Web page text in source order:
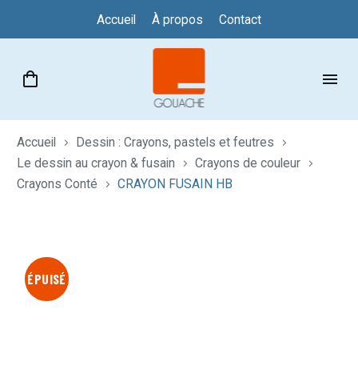
Accueil À propos Contact
Accueil
Dessin : Crayons, pastels et feutres
Le dessin au crayon & fusain
Crayons de couleur
Crayons Conté
CRAYON FUSAIN HB
ÉPUISÉ